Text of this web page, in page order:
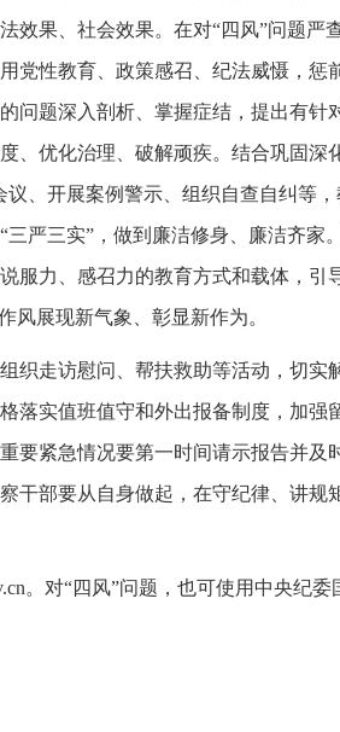
果、社会效果。在对“四风”问题严查
党性教育、政策感召、纪法威慑，惩
问题深入剖析、掌握症结，提出有针
、优化治理、破解顽疾。结合巩固深
、开展案例警示、组织自查自纠等，
严三实”，做到廉洁修身、廉洁齐家
服力、感召力的教育方式和载体，引
风展现新气象、彰显新作为。
织走访慰问、帮扶救助等活动，切实
落实值班值守和外出报备制度，加强
要紧急情况要第一时间请示报告并及
干部要从自身做起，在守纪律、讲规
。对“四风”问题，也可使用中央纪委